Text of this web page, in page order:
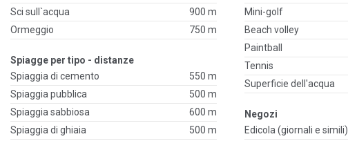
Sci sull`acqua
900 m
Ormeggio
750 m
Spiagge per tipo - distanze
Spiaggia di cemento
550 m
Spiaggia pubblica
500 m
Spiaggia sabbiosa
600 m
Spiaggia di ghiaia
500 m
Mini-golf
Beach volley
Paintball
Tennis
Superficie dell'acqua
Negozi
Edicola (giornali e simili)